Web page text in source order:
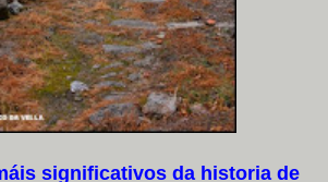
significativos da historia de